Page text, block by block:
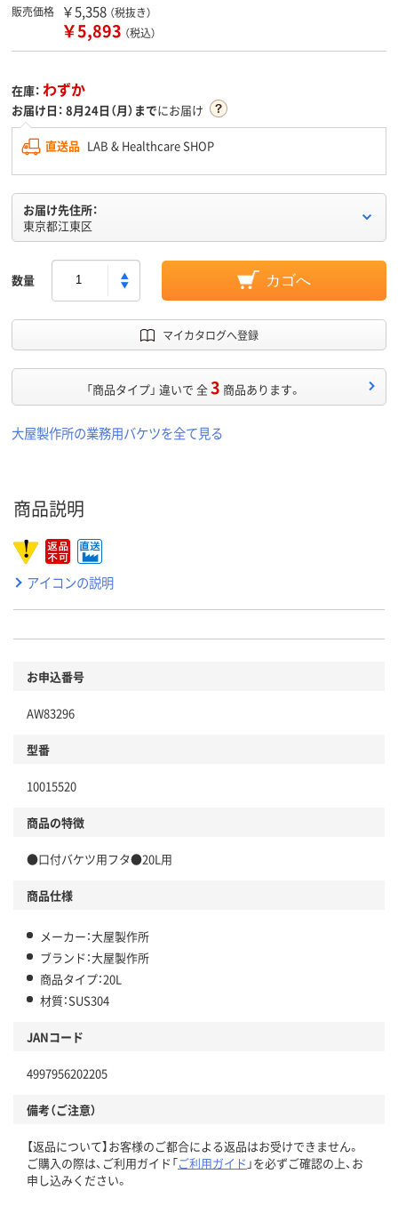
販売価格 ￥5,358 （税抜き）
￥5,893 （税込）
在庫： わずか
お届け日： 8月24日（月）までにお届け
直送品 LAB & Healthcare SHOP
お届け先住所：
東京都江東区
数量 カゴへ
マイカタログへ登録
「商品タイプ」 違いで 全3 商品あります。
大屋製作所の業務用バケツを全て見る
商品説明
アイコンの説明
お申込番号
AW83296
型番
10015520
商品の特徴
●口付バケツ用フタ●20L用
商品仕様
メーカー：大屋製作所
ブランド：大屋製作所
商品タイプ：20L
材質：SUS304
JANコード
4997956202205
備考（ご注意）
【返品について】お客様のご都合による返品はお受けできません。
ご購入の際は、ご利用ガイド「ご利用ガイド 」を必ずご確認の上、お
申し込みください。